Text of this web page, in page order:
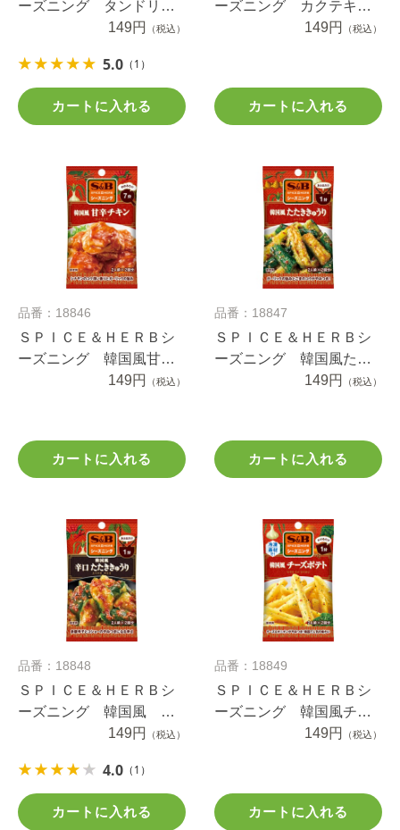
ーズニング タンドリー
チキン １２ｇ149円 （税込）
5.0 （1）
カートに入れる
ーズニング カクテキ
149円 （税込）
カートに入れる
品番：18846
ＳＰＩＣＥ＆ＨＥＲＢシ
ーズニング 韓国風甘辛
チキン １９ｇ149円 （税込）
カートに入れる
品番：18847
ＳＰＩＣＥ＆ＨＥＲＢシ
ーズニング 韓国風たた
ききゅうり １１ｇ
149円 （税込）
カートに入れる
品番：18848
ＳＰＩＣＥ＆ＨＥＲＢシ
ーズニング 韓国風 辛
口 たたききゅうり １
149円 （税込）
4.0 （1）
カートに入れる
品番：18849
ＳＰＩＣＥ＆ＨＥＲＢシ
ーズニング 韓国風チー
ズポテト １１.４ｇ
149円 （税込）
カートに入れる